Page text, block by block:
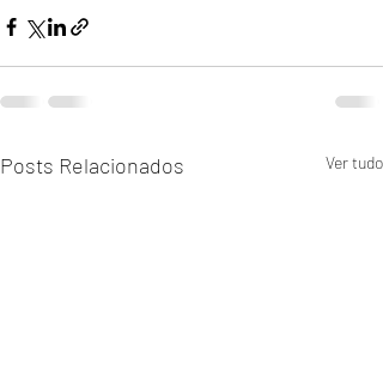
Posts Relacionados Ver tudo